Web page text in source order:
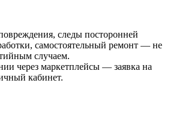
следы посторонней
самостоятельный ремонт — не
случаем.
через маркетплейсы — заявка на
кабинет.